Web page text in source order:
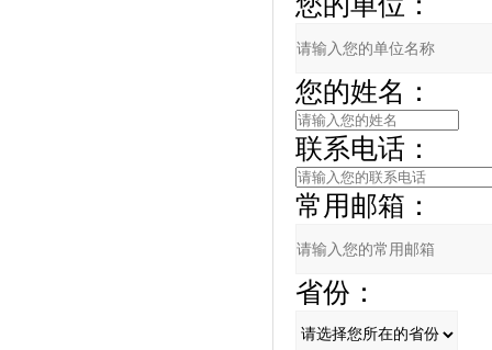
您的姓名：
联系电话：
常用邮箱：
省份：